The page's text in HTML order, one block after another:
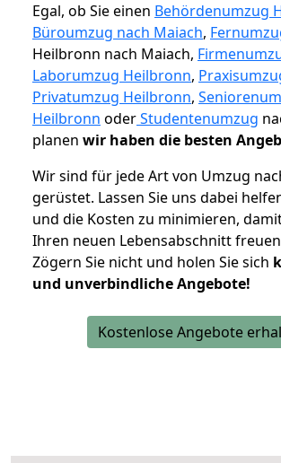
Egal, ob Sie einen Behördenumzug
Büroumzug nach Maiach,
Heilbronn nach Maiach,
Laborumzug Heilbronn,
Privatumzug Heilbronn,
Heilbronn oderStudentenumzug
planen wir haben die besten
Wir sind für jede Art von Umzug
gerüstet. Lassen Sie uns dabei
und die Kosten zu minimieren,
Ihren neuen Lebensabschnitt
Zögern Sie nicht und holen Sie sich
und unverbindliche Angebote!
Kostenlose Angebote